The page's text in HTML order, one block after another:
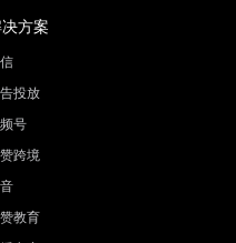
方案
投放
号
跨境
教育